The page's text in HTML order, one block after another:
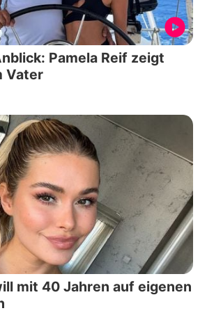
Pamela Reif zeigt
Vater
mit 40 Jahren auf eigenen